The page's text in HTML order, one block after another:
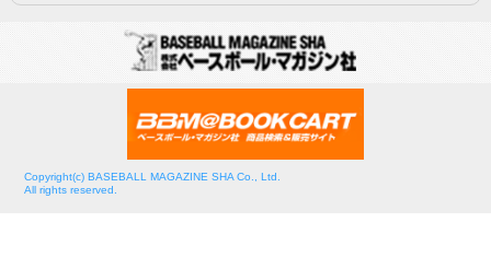
Copyright(c) BASEBALL MAGAZINE SHA Co., Ltd.
All rights reserved.